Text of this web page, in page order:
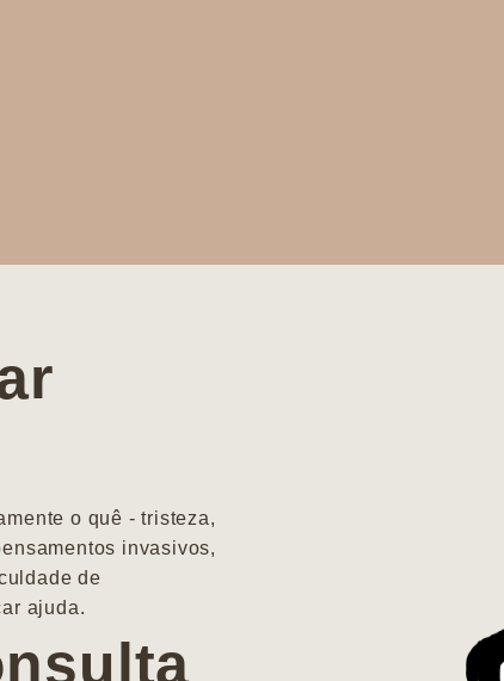
o quê - tristeza,
invasivos,
de
ajuda.